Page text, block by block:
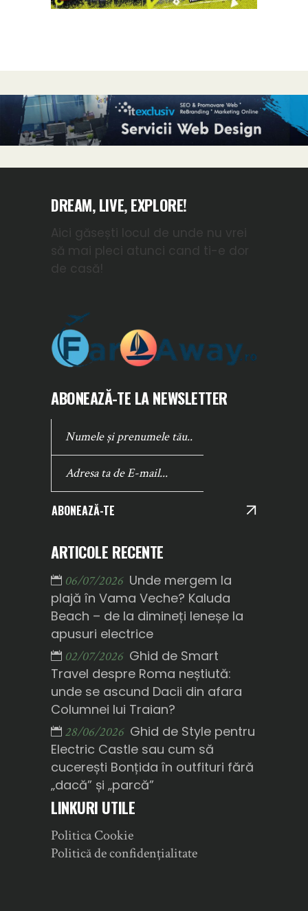
DREAM, LIVE, EXPLORE!
Aici găsești locul de unde nu vrei
să mai pleci atunci cand ti-e dor
de casă!
ABONEAZĂ-TE LA NEWSLETTER
ABONEAZĂ-TE
ARTICOLE RECENTE
06/07/2026 Unde mergem la
plajă în Vama Veche? Kaluda
Beach – de la dimineți leneșe la
apusuri electrice
02/07/2026 Ghid de Smart
Travel despre Roma neștiută:
unde se ascund Dacii din afara
Columnei lui Traian?
28/06/2026 Ghid de Style pentru
Electric Castle sau cum să
cucerești Bonțida în outfituri fără
„dacă” și „parcă”
LINKURI UTILE
Politica Cookie
Politică de confidențialitate